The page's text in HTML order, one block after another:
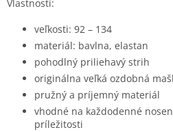
Vlastnosti:
veľkosti: 92 – 134
materiál: bavlna, elastan
pohodlný priliehavý strih
originálna veľká ozdobná
pružný a príjemný materiál
vhodné na každodenné
príležitosti